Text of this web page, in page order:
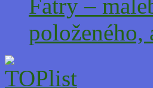
Fatry –
položeného,